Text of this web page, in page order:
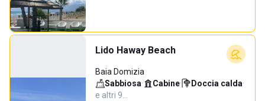
Lido Haway Beach
Baia Domizia
Sabbiosa· Cabine· Doccia calda·
e altri 9…